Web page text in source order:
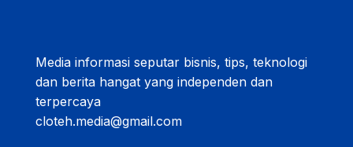
Media informasi seputar bisnis, tips, teknologi
dan berita hangat yang independen dan
terpercaya
cloteh.media@gmail.com